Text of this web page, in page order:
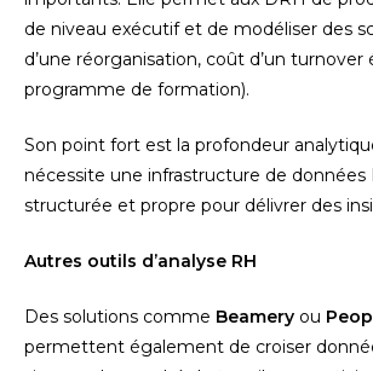
de niveau exécutif et de modéliser des
d’une réorganisation, coût d’un turnover
programme de formation).
Son point fort est la profondeur
nécessite une infrastructure de données
structurée et propre pour délivrer des
Autres outils d’analyse RH
Des solutions comme Beamery ou
permettent également de croiser